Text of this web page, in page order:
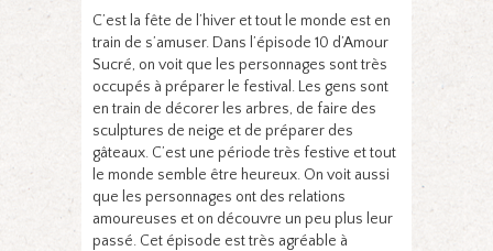
C’est la fête de l’hiver et tout le monde est en
train de s’amuser. Dans l’épisode 10 d’Amour
Sucré, on voit que les personnages sont très
occupés à préparer le festival. Les gens sont
en train de décorer les arbres, de faire des
sculptures de neige et de préparer des
gâteaux. C’est une période très festive et tout
le monde semble être heureux. On voit aussi
que les personnages ont des relations
amoureuses et on découvre un peu plus leur
passé. Cet épisode est très agréable à